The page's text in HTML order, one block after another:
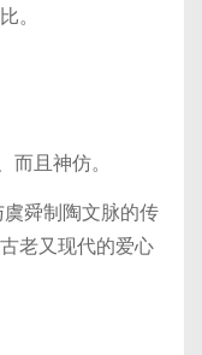
。
而且神仿。
舜制陶文脉的传
老又现代的爱心